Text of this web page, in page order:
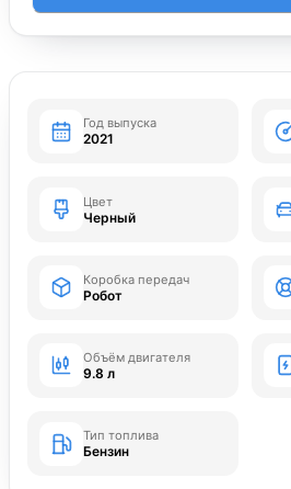
Год выпуска
2021
Цвет
Черный
Коробка передач
Робот
Объём двигателя
9.8 л
Тип топлива
Бензин